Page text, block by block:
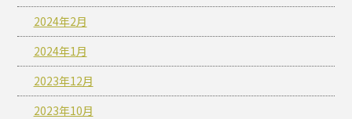
2024年2月
2024年1月
2023年12月
2023年10月